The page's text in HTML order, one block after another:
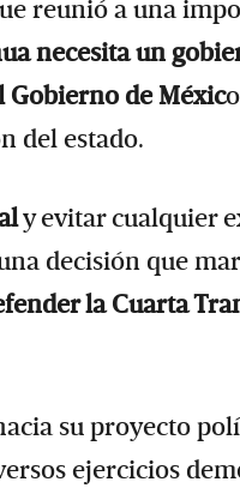
reunió a una
necesita un
de Méxic
del estado.
y evitar cualquier
decisión que
la Cuarta
su proyecto
ejercicios